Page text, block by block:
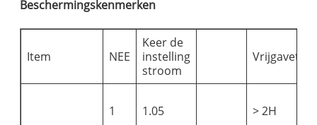
Beschermingskenmerken
Item NEE
Keer de
instelling
stroom
Vrijgavetijd
1 1.05 > 2H